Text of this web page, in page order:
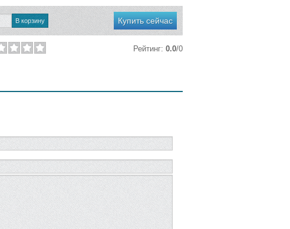
Купить сейчас
Рейтинг: 0.0/0